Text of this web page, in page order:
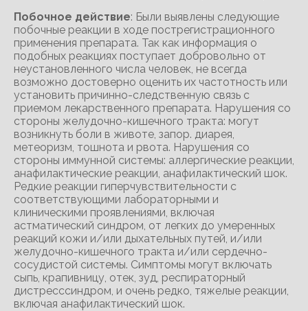
Побочное действие: Были выявлены следующие
побочные реакции в ходе пострегистрационного
применения препарата. Так как информация о
подобных реакциях поступает добровольно от
неустановленного числа человек, не всегда
возможно достоверно оценить их частотность или
установить причинно-следственную связь с
приемом лекарственного препарата. Нарушения со
стороны желудочно-кишечного тракта: могут
возникнуть боли в животе, запор. диарея,
метеоризм, тошнота и рвота. Нарушения со
стороны иммунной системы: аллергические реакции,
анафилактические реакции, анафилактический шок.
Редкие реакции гиперчувствительности с
соответствующими лабораторными и
клиническими проявлениями, включая
астматический синдром, от легких до умеренных
реакций кожи и/или дыхательных путей, и/или
желудочно-кишечного тракта и/или сердечно-
сосудистой системы. Симптомы могут включать
сыпь, крапивницу, отек, зуд, респираторный
дистресссиндром, и очень редко, тяжелые реакции,
включая анафилактический шок.